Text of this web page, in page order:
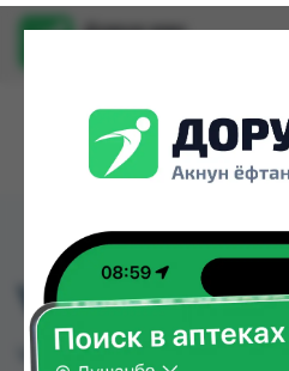
Доруи ман
VITAMIN
VITAMIN B12, 30 ML